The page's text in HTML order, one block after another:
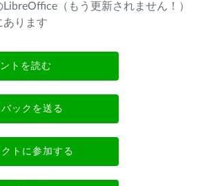
（もう更新されません！）
あります
トを読む
ックを送る
トに参加する